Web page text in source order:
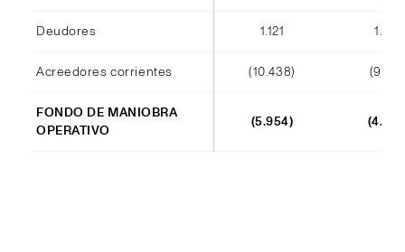
Deudores 1.121 1.012
Acreedores corrientes (10.438)
FONDO DE MANIOBRA
OPERATIVO
(5.954)